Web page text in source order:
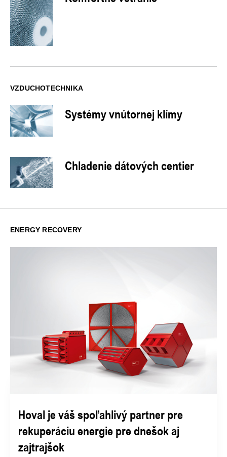
VZDUCHOTECHNIKA
Systémy vnútornej klímy
Chladenie dátových centier
ENERGY RECOVERY
Hoval je váš spoľahlivý partner pre
rekuperáciu energie pre dnešok aj
zajtrajšok